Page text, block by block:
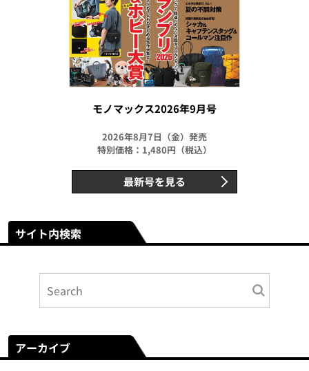
モノマックス2026年9月号
2026年8月7日（金）発売
特別価格：1,480円（税込）
最新号を見る
サイト内検索
アーカイブ